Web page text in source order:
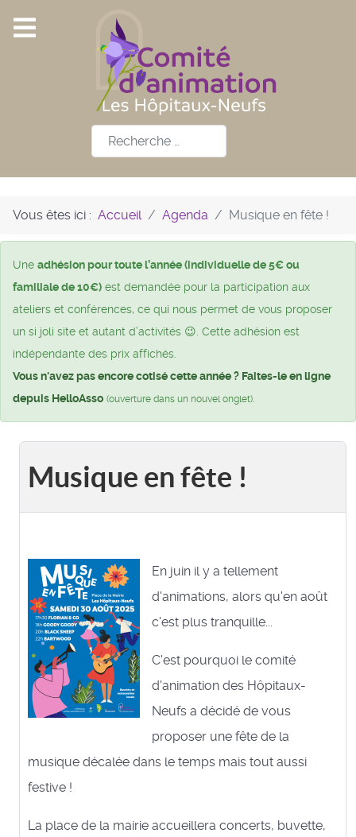
Rechercher
Vous êtes ici : Accueil Agenda Musique en fête !
Une adhésion pour toute l’année (individuelle de 5€ ou
familiale de 10€) est demandée pour la participation aux
ateliers et conférences, ce qui nous permet de vous proposer
un si joli site et autant d’activités 😉. Cette adhésion est
indépendante des prix affichés.
Vous n'avez pas encore cotisé cette année ? Faites-le en ligne
depuis HelloAsso (ouverture dans un nouvel onglet)
Musique en fête !
En juin il y a tellement
d'animations, alors qu'en août
c'est plus tranquille...
C'est pourquoi le comité
d'animation des Hôpitaux-
Neufs a décidé de vous
proposer une fête de la
musique décalée dans le temps mais tout aussi
festive !
La place de la mairie accueillera concerts, buvette,